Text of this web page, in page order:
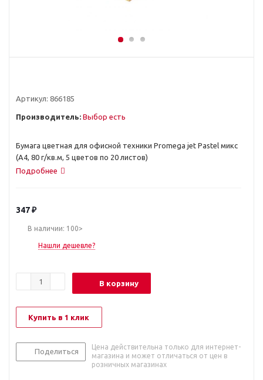
Артикул: 866185
Производитель: Выбор есть
Бумага цветная для офисной техники Promega jet Pastel микс
(А4, 80 г/кв.м, 5 цветов по 20 листов)
Подробнее
347₽
В наличии: 100>
Нашли дешевле?
В корзину
Купить в 1 клик
Поделиться
Цена действительна только для интернет-
магазина и может отличаться от цен в
розничных магазинах